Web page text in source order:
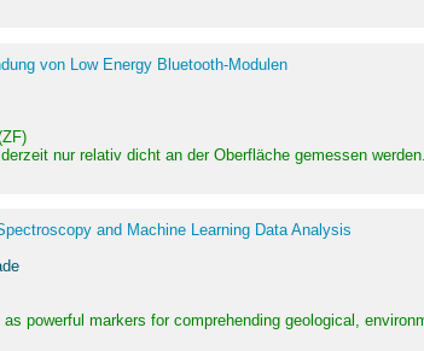
von Low Energy Bluetooth-Modulen
nur relativ dicht an der Oberfläche gemessen
and Machine Learning Data Analysis
powerful markers for comprehending geological,